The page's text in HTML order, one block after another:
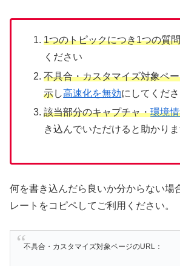
1つのトピックにつき1つの質問
ください
不具合・カスタマイズ対象ペ
示し高速化を無効にしてくだ
該当部分のキャプチャ・環境
き込んでいただけると助かり
何を書き込んだら良いか分からない場
レートをコピペしてご利用ください。
不具合・カスタマイズ対象ページのURL：